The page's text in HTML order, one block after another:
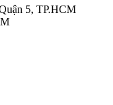
5, TP.HCM